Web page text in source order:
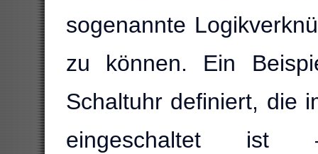
sogenannte
zu können. Ein
Schaltuhr definiert, die
eingeschaltet